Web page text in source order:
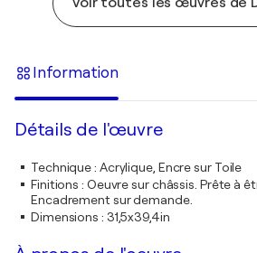
Information
Détails de l'œuvre
Technique: Acrylique, Encre sur Toile
Finitions : Oeuvre sur châssis. Prête à
Encadrement sur demande.
Dimensions : 31,5x39,4in